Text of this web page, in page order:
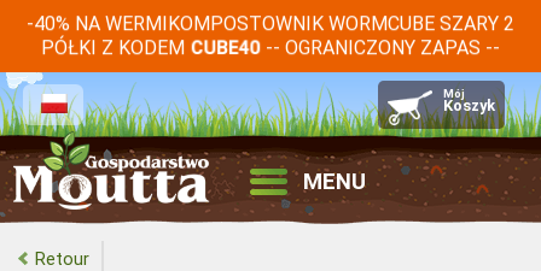
-40% NA WERMIKOMPOSTOWNIK WORMCUBE SZARY 2
PÓŁKI Z KODEM CUBE40 -- OGRANICZONY ZAPAS --
MENU
Retour